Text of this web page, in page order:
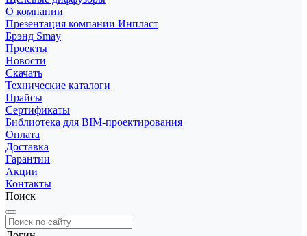
О компании
Презентация компании Инпласт
Брэнд Smay
Проекты
Новости
Скачать
Технические каталоги
Прайсы
Сертификаты
Библиотека для BIM-проектирования
Оплата
Доставка
Гарантии
Акции
Контакты
Поиск